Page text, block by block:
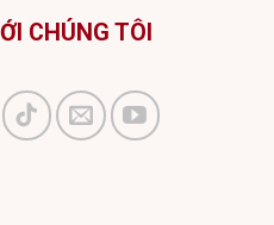
CHÚNG TÔI